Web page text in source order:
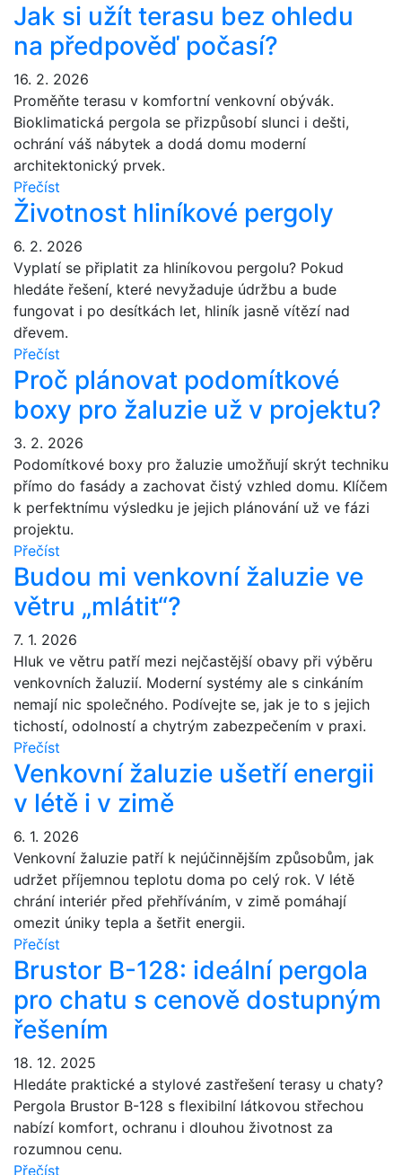
Jak si užít terasu bez ohledu
na předpověď počasí?
16. 2. 2026
Proměňte terasu v komfortní venkovní obývák.
Bioklimatická pergola se přizpůsobí slunci i dešti,
ochrání váš nábytek a dodá domu moderní
architektonický prvek.
Přečíst
Životnost hliníkové pergoly
6. 2. 2026
Vyplatí se připlatit za hliníkovou pergolu? Pokud
hledáte řešení, které nevyžaduje údržbu a bude
fungovat i po desítkách let, hliník jasně vítězí nad
dřevem.
Přečíst
Proč plánovat podomítkové
boxy pro žaluzie už v projektu?
3. 2. 2026
Podomítkové boxy pro žaluzie umožňují skrýt techniku
přímo do fasády a zachovat čistý vzhled domu. Klíčem
k perfektnímu výsledku je jejich plánování už ve fázi
projektu.
Přečíst
Budou mi venkovní žaluzie ve
větru „mlátit“?
7. 1. 2026
Hluk ve větru patří mezi nejčastější obavy při výběru
venkovních žaluzií. Moderní systémy ale s cinkáním
nemají nic společného. Podívejte se, jak je to s jejich
tichostí, odolností a chytrým zabezpečením v praxi.
Přečíst
Venkovní žaluzie ušetří energii
v létě i v zimě
6. 1. 2026
Venkovní žaluzie patří k nejúčinnějším způsobům, jak
udržet příjemnou teplotu doma po celý rok. V létě
chrání interiér před přehříváním, v zimě pomáhají
omezit úniky tepla a šetřit energii.
Přečíst
Brustor B-128: ideální pergola
pro chatu s cenově dostupným
řešením
18. 12. 2025
Hledáte praktické a stylové zastřešení terasy u chaty?
Pergola Brustor B-128 s flexibilní látkovou střechou
nabízí komfort, ochranu i dlouhou životnost za
rozumnou cenu.
Přečíst